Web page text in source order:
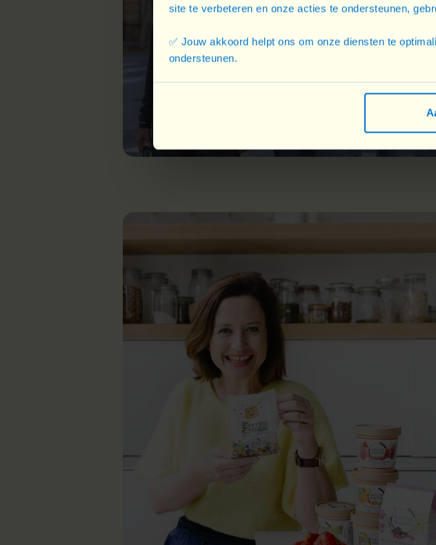
site te verbeteren en onze acties te ondersteunen,
✅ Jouw akkoord helpt ons om onze diensten te
ondersteunen.